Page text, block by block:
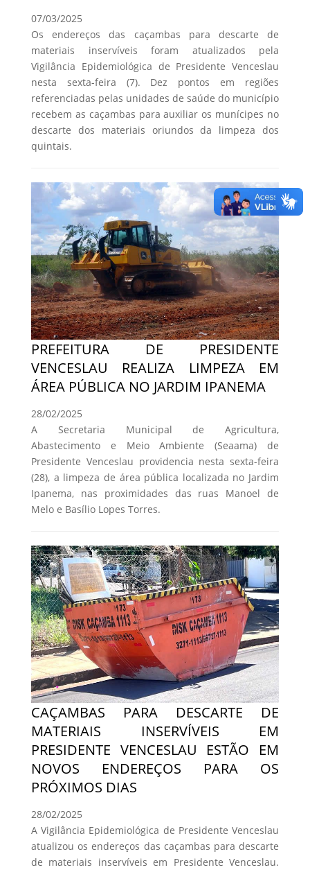
07/03/2025
Os endereços das caçambas para descarte de
materiais inservíveis foram atualizados pela
Vigilância Epidemiológica de Presidente Venceslau
nesta sexta-feira (7). Dez pontos em regiões
referenciadas pelas unidades de saúde do município
recebem as caçambas para auxiliar os munícipes no
descarte dos materiais oriundos da limpeza dos
quintais.
PREFEITURA DE PRESIDENTE
VENCESLAU REALIZA LIMPEZA EM
ÁREA PÚBLICA NO JARDIM IPANEMA
28/02/2025
A Secretaria Municipal de Agricultura,
Abastecimento e Meio Ambiente (Seaama) de
Presidente Venceslau providencia nesta sexta-feira
(28), a limpeza de área pública localizada no Jardim
Ipanema, nas proximidades das ruas Manoel de
Melo e Basílio Lopes Torres.
CAÇAMBAS PARA DESCARTE DE
MATERIAIS INSERVÍVEIS EM
PRESIDENTE VENCESLAU ESTÃO EM
NOVOS ENDEREÇOS PARA OS
PRÓXIMOS DIAS
28/02/2025
A Vigilância Epidemiológica de Presidente Venceslau
atualizou os endereços das caçambas para descarte
de materiais inservíveis em Presidente Venceslau.